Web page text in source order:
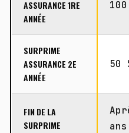
ASSURANCE 1RE
ANNÉE
SURPRIME
ASSURANCE 2E
ANNÉE
50
FIN DE LA
SURPRIME
ans